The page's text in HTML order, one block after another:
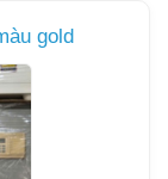
gold